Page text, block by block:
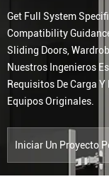
Get Full System
Compatibility
Sliding Doors,
Nuestros Ingenieros
Requisitos De Carga
Equipos Originales.
Iniciar Un Proyecto